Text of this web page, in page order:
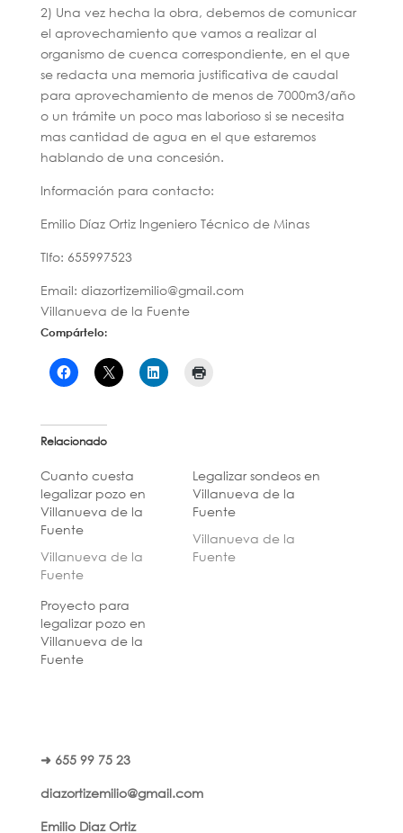
2) Una vez hecha la obra, debemos de comunicar
el aprovechamiento que vamos a realizar al
organismo de cuenca correspondiente, en el que
se redacta una memoria justificativa de caudal
para aprovechamiento de menos de 7000m3/año
o un trámite un poco mas laborioso si se necesita
mas cantidad de agua en el que estaremos
hablando de una concesión.
Información para contacto:
Emilio Díaz Ortiz Ingeniero Técnico de Minas
Tlfo: 655997523
Email: diazortizemilio@gmail.com
Villanueva de la Fuente
Compártelo:
Relacionado
Cuanto cuesta
legalizar pozo en
Villanueva de la
Fuente
Villanueva de la
Fuente
Legalizar sondeos en
Villanueva de la
Fuente
Villanueva de la
Fuente
Proyecto para
legalizar pozo en
Villanueva de la
Fuente
➜ 655 99 75 23
diazortizemilio@gmail.com
Emilio Diaz Ortiz